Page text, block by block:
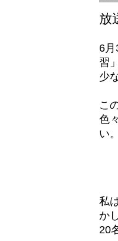
放
6
習
少
こ
色
い。
私
か
20